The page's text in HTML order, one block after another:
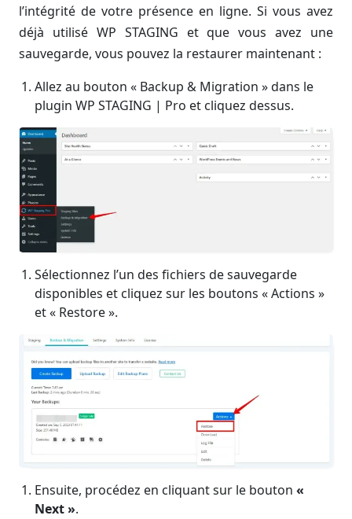
l’intégrité de votre présence en ligne. Si vous avez
déjà utilisé WP STAGING et que vous avez une
sauvegarde, vous pouvez la restaurer maintenant :
Allez au bouton « Backup & Migration » dans le
plugin WP STAGING | Pro et cliquez dessus.
Sélectionnez l’un des fichiers de sauvegarde
disponibles et cliquez sur les boutons « Actions »
et « Restore ».
Ensuite, procédez en cliquant sur le bouton «
Next ».